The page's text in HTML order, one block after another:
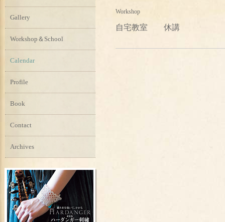
Workshop
自宅教室 休講
Gallery
Workshop＆School
Calendar
Profile
Book
Contact
Archives